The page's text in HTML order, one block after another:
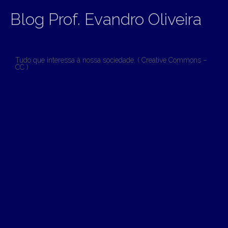
Blog Prof. Evandro Oliveira
Tudo que interessa à nossa sociedade. ( Creative Commons –
CC )